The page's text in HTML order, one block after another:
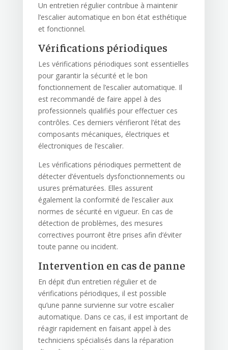
Un entretien régulier contribue à maintenir
l’escalier automatique en bon état esthétique
et fonctionnel.
Vérifications périodiques
Les vérifications périodiques sont essentielles
pour garantir la sécurité et le bon
fonctionnement de l’escalier automatique. Il
est recommandé de faire appel à des
professionnels qualifiés pour effectuer ces
contrôles. Ces derniers vérifieront l’état des
composants mécaniques, électriques et
électroniques de l’escalier.
Les vérifications périodiques permettent de
détecter d’éventuels dysfonctionnements ou
usures prématurées. Elles assurent
également la conformité de l’escalier aux
normes de sécurité en vigueur. En cas de
détection de problèmes, des mesures
correctives pourront être prises afin d’éviter
toute panne ou incident.
Intervention en cas de panne
En dépit d’un entretien régulier et de
vérifications périodiques, il est possible
qu’une panne survienne sur votre escalier
automatique. Dans ce cas, il est important de
réagir rapidement en faisant appel à des
techniciens spécialisés dans la réparation